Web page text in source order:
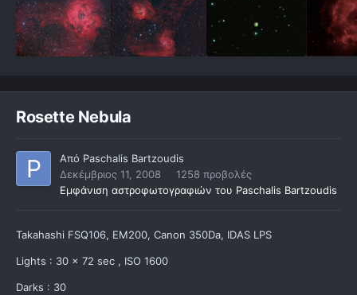
Rosette Nebula
Από Paschalis Bartzoudis
Δεκέμβριος 11, 2008
1258 προβολές
Εμφάνιση αστροφωτογραφιών του Paschalis Bartzoudis
Takahashi FSQ106, EM200, Canon 350Da, IDAS LPS
Lights : 30 x 72 sec , ISO 1600
Darks : 30